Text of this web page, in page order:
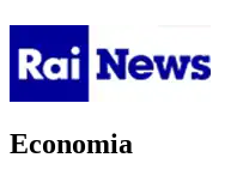
Economia